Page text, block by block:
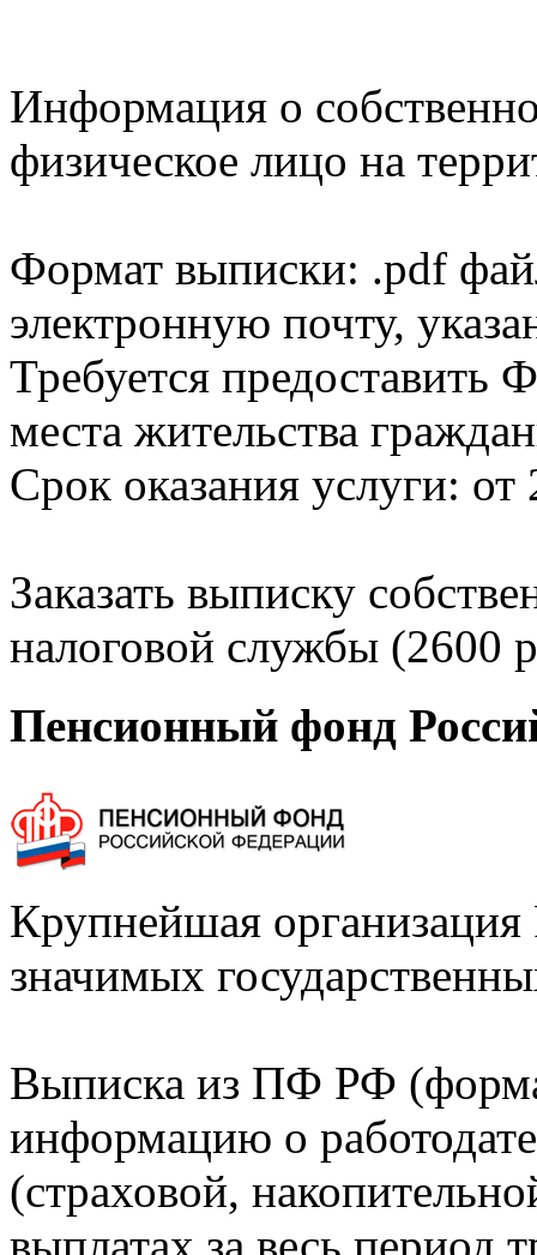
Информация о
физическое лицо на
Формат выписки: .pdf
электронную почту,
Требуется
места жительства
Срок оказания услуги: от
Заказать выписку
налоговой службы (2600
Пенсионный фонд
Крупнейшая
значимых
Выписка из ПФ РФ
информацию о
(страховой,
выплатах за весь период